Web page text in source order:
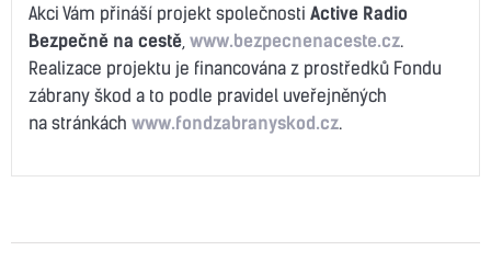
Akci Vám přináší projekt společnosti Active Radio
Bezpečně na cestě www.bezpecnenaceste.cz.
Realizace projektu je financována z prostředků Fondu
zábrany škod a to podle pravidel uveřejněných
na stránkách www.fondzabranyskod.cz.